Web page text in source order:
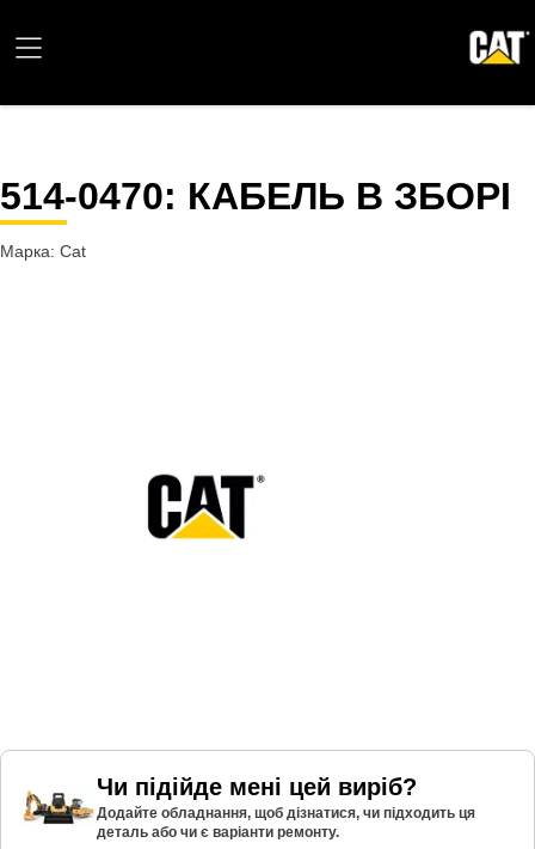
514-0470: КАБЕЛЬ В ЗБОРІ
Марка: Cat
Чи підійде мені цей виріб?
Додайте обладнання, щоб дізнатися, чи підходить ця
деталь або чи є варіанти ремонту.